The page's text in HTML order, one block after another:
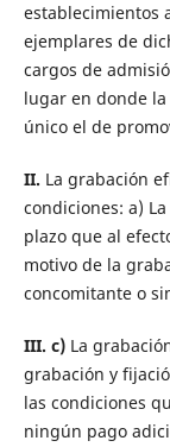
establecimientos
ejemplares de
cargos de
lugar en donde
único el de
II. La grabación
condiciones: a)
plazo que al
motivo de la
concomitante o
III. c)La
grabación y
las condiciones
ningún pago